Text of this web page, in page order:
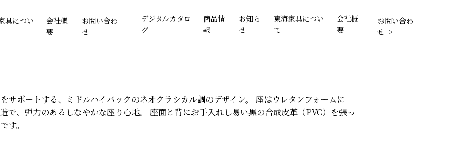
具につい
会社概
要
お問い合わ
せ
デジタルカタロ
グ
商品情
報
お知ら
せ
東海家具につい
て
会社概
要
お問い合わ
せ >
サポートする、ミドルハイバックのネオクラシカル調のデザイン。 座はウレタンフォームに
、弾力のあるしなやかな座り心地。 座面と背にお手入れし易い黒の合成皮革（PVC）を張っ
す。